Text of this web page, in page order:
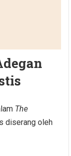
The
diserang oleh